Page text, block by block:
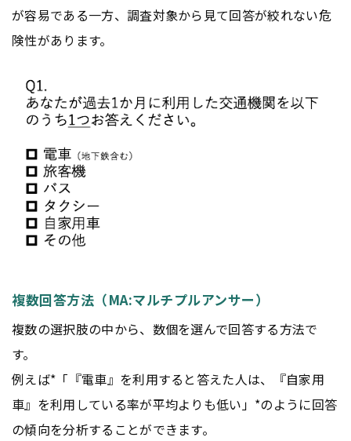
が容易である一方、調査対象から見て回答が絞れない危
険性があります。
複数回答方法（MA:マルチプルアンサー）
複数の選択肢の中から、数個を選んで回答する方法で
す。
例えば*「『電車』を利用すると答えた人は、『自家用
車』を利用している率が平均よりも低い」*のように回答
の傾向を分析することができます。